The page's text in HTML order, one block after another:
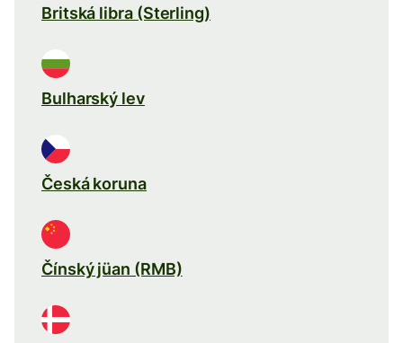
Britská libra (Sterling)
Bulharský lev
Česká koruna
Čínský jüan (RMB)